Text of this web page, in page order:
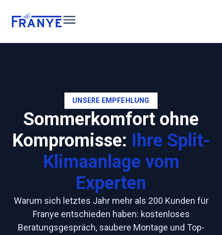
springen
UNSERE EMPFEHLUNG
Sommerkomfort ohne
Kompromisse: Ihre Split-
Klimaanlage vom
Experten
Warum sich letztes Jahr mehr als 200 Kunden für
Franye entschieden haben: kostenloses
Beratungsgespräch, saubere Montage und Top-